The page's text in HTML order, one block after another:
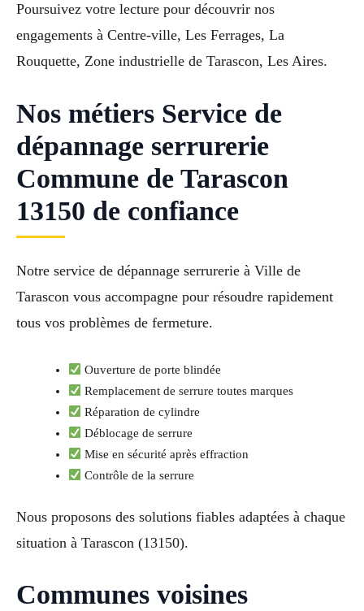
Poursuivez votre lecture pour découvrir nos
engagements à Centre-ville, Les Ferrages, La
Rouquette, Zone industrielle de Tarascon, Les Aires.
Nos métiers Service de
dépannage serrurerie
Commune de Tarascon
13150 de confiance
Notre service de dépannage serrurerie à Ville de
Tarascon vous accompagne pour résoudre rapidement
tous vos problèmes de fermeture.
Ouverture de porte blindée
Remplacement de serrure toutes marques
Réparation de cylindre
Déblocage de serrure
Mise en sécurité après effraction
Contrôle de la serrure
Nous proposons des solutions fiables adaptées à chaque
situation à Tarascon (13150).
Communes voisines